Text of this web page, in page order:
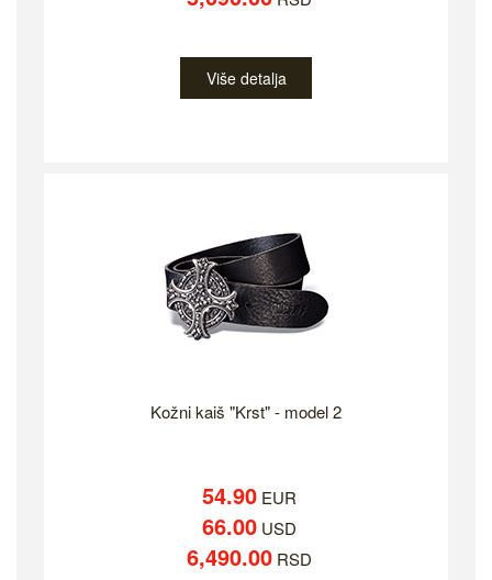
Više detalja
Kožni kaiš "Krst" - model 2
54.90EUR
66.00USD
6,490.00RSD